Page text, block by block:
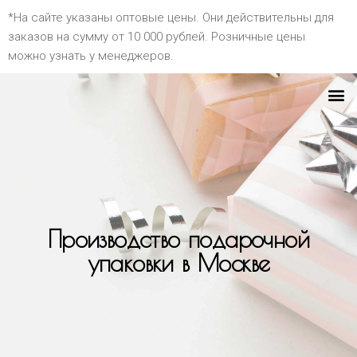
*На сайте указаны оптовые цены. Они действительны для
заказов на сумму от 10 000 рублей. Розничные цены
можно узнать у менеджеров.
Производство подарочной
упаковки в Москве